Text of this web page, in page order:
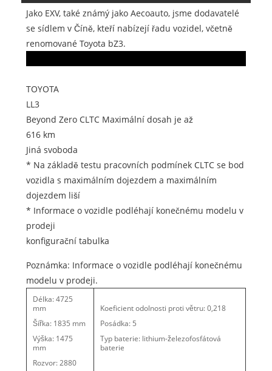
Jako EXV, také známý jako Aecoauto, jsme dodavatelé
se sídlem v Číně, kteří nabízejí řadu vozidel, včetně
renomované Toyota bZ3.
TOYOTA
LL3
Beyond Zero CLTC Maximální dosah je až
616 km
Jiná svoboda
* Na základě testu pracovních podmínek CLTC se bod
vozidla s maximálním dojezdem a maximálním
dojezdem liší
* Informace o vozidle podléhají konečnému modelu v
prodeji
konfigurační tabulka
Poznámka: Informace o vozidle podléhají konečnému
modelu v prodeji.
Délka: 4725
mm
Šířka: 1835 mm
Výška: 1475
mm
Rozvor: 2880
Koeficient odolnosti proti větru: 0,218
Posádka: 5
Typ baterie: lithium-železofosfátová
baterie